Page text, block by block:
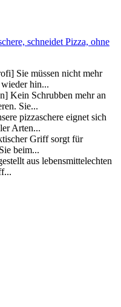
schneidet Pizza, ohne
Sie müssen nicht mehr
hin...
Kein Schrubben mehr an
Sie...
pizzaschere eignet sich
Arten...
Griff sorgt für
beim...
aus lebensmittelechten